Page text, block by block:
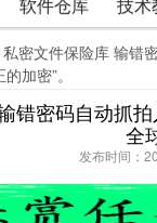
私密文件保险库 输错
加密”。
错密码自动抓
全
发布时间：